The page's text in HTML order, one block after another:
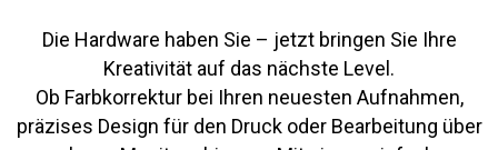
Die Hardware haben Sie – jetzt bringen Sie Ihre
Kreativität auf das nächste Level.
Ob Farbkorrektur bei Ihren neuesten Aufnahmen,
präzises Design für den Druck oder Bearbeitung über